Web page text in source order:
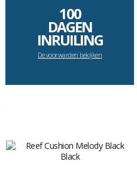
100
DAGEN
INRUILING
De voorwarden bekijken